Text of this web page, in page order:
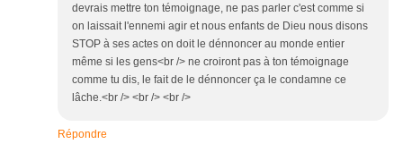
devrais mettre ton témoignage, ne pas parler c'est comme si
on laissait l'ennemi agir et nous enfants de Dieu nous disons
STOP à ses actes on doit le dénnoncer au monde entier
même si les gens<br /> ne croiront pas à ton témoignage
comme tu dis, le fait de le dénnoncer ça le condamne ce
lâche.<br /> <br /> <br />
Répondre